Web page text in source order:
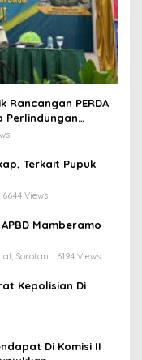
Rancangan PERDA
Perlindungan
Terkait Pupuk
6644 Views
Mamberamo
Sorotan 6194 Views
Kepolisian Di
Di Komisi II